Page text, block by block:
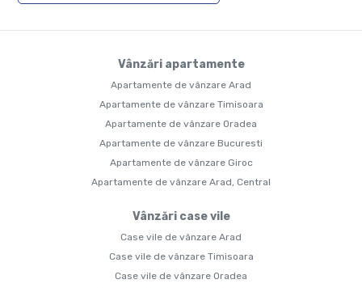
Vânzări apartamente
Apartamente de vânzare Arad
Apartamente de vânzare Timisoara
Apartamente de vânzare Oradea
Apartamente de vânzare Bucuresti
Apartamente de vânzare Giroc
Apartamente de vânzare Arad, Central
Vânzări case vile
Case vile de vânzare Arad
Case vile de vânzare Timisoara
Case vile de vânzare Oradea